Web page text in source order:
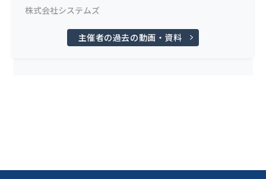
株式会社システムズ
主催者の過去の動画・資料